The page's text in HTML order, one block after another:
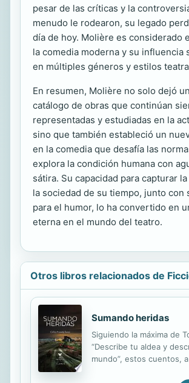
pesar de las críticas y la
menudo le rodearon, su legado
día de hoy. Molière es considerado
la comedia moderna y su influencia
en múltiples géneros y estilos
En resumen, Molière no solo dejó
catálogo de obras que continúan
representadas y estudiadas en la
sino que también estableció un
en la comedia que desafía las
explora la condición humana con
sátira. Su capacidad para capturar
la sociedad de su tiempo, junto con
para el humor, lo ha convertido en
eterna en el mundo del teatro.
Otros libros relacionados de
Sumando heridas
Siguiendo la máxima de
“Describe tu aldea y
mundo”, estos cuentos,